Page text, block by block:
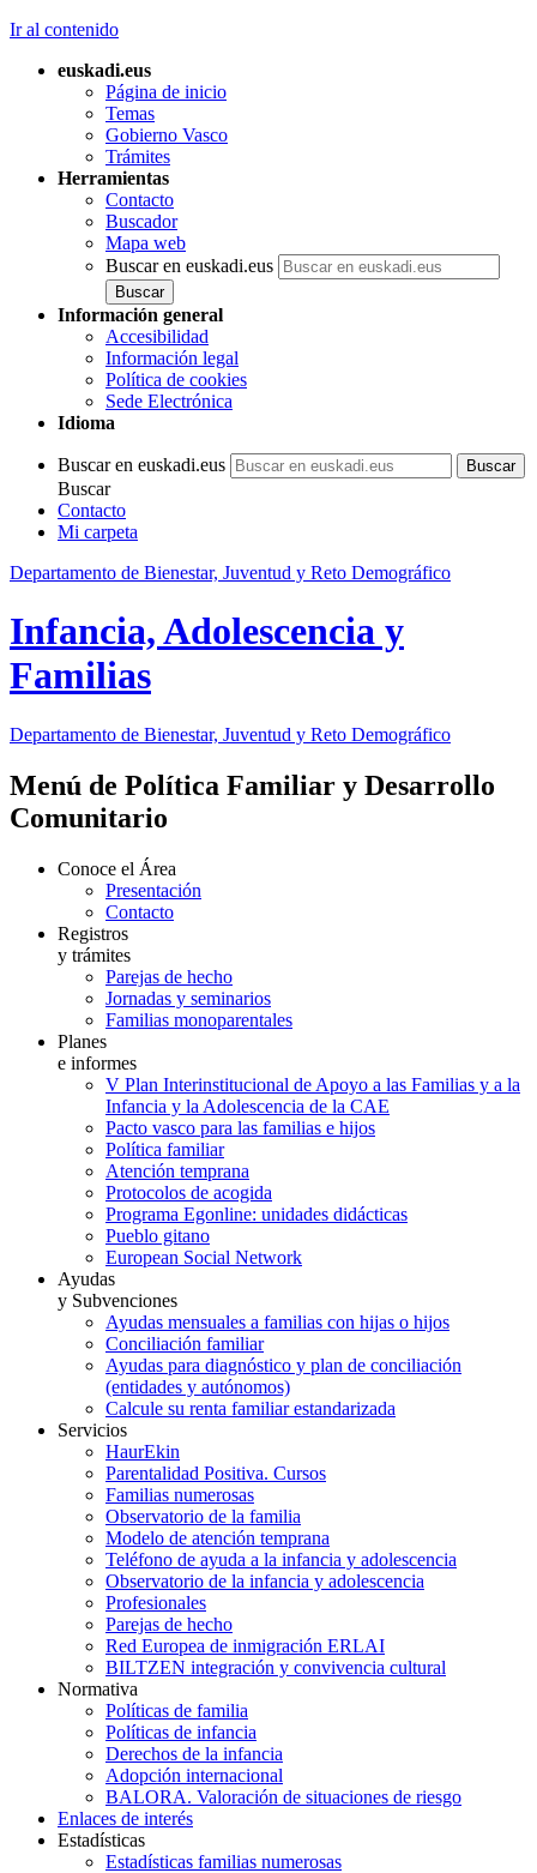
Ir al contenido
euskadi.eus
Página de inicio
Temas
Gobierno Vasco
Trámites
Herramientas
Contacto
Buscador
Mapa web
Buscar en euskadi.eus
Información general
Accesibilidad
Información legal
Política de cookies
Sede Electrónica
Idioma
Buscar en euskadi.eus
Buscar
Contacto
Mi carpeta
Departamento de Bienestar, Juventud y Reto Demográfico
Infancia, Adolescencia y
Familias
Departamento de Bienestar, Juventud y Reto Demográfico
Menú de Política Familiar y Desarrollo
Comunitario
Conoce el Área
Presentación
Contacto
Registros
y trámites
Parejas de hecho
Jornadas y seminarios
Familias monoparentales
Planes
e informes
V Plan Interinstitucional de Apoyo a las Familias y a la
Infancia y la Adolescencia de la CAE
Pacto vasco para las familias e hijos
Política familiar
Atención temprana
Protocolos de acogida
Programa Egonline: unidades didácticas
Pueblo gitano
European Social Network
Ayudas
y Subvenciones
Ayudas mensuales a familias con hijas o hijos
Conciliación familiar
Ayudas para diagnóstico y plan de conciliación
(entidades y autónomos)
Calcule su renta familiar estandarizada
Servicios
HaurEkin
Parentalidad Positiva. Cursos
Familias numerosas
Observatorio de la familia
Modelo de atención temprana
Teléfono de ayuda a la infancia y adolescencia
Observatorio de la infancia y adolescencia
Profesionales
Parejas de hecho
Red Europea de inmigración ERLAI
BILTZEN integración y convivencia cultural
Normativa
Políticas de familia
Políticas de infancia
Derechos de la infancia
Adopción internacional
BALORA. Valoración de situaciones de riesgo
Enlaces de interés
Estadísticas
Estadísticas familias numerosas